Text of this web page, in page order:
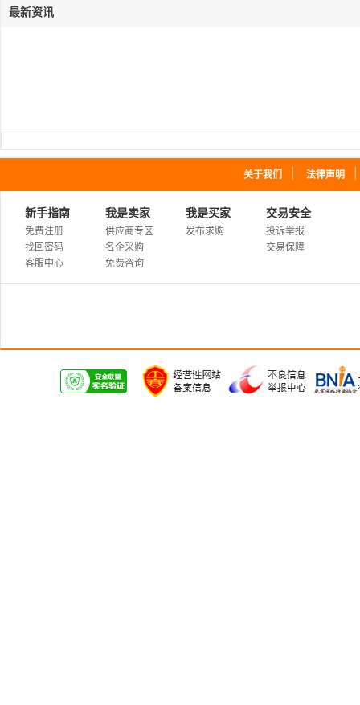
最新资讯
关于我们 法律声明
新手指南
免费注册
找回密码
客服中心
我是卖家
供应商专区
名企采购
免费咨询
我是买家
发布求购
交易安全
投诉举报
交易保障